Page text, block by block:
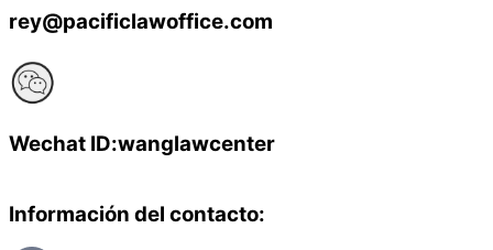
rey@pacificlawoffice.com
Wechat ID:wanglawcenter
Información del contacto: